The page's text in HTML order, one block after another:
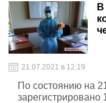
В
21.07.2021 в 12:19
По состоянию на
зарегистрировано